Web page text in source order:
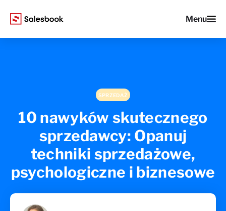
Menu
SPRZEDAŻ
10 nawyków skutecznego
sprzedawcy: Opanuj
techniki sprzedażowe,
psychologiczne i biznesowe